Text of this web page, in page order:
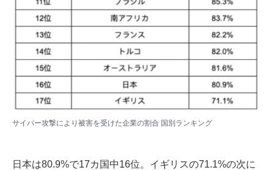
サイバー攻撃により被害を受けた企業の割合 国別ランキング
日本は80.9%で17カ国中16位。イギリスの71.1%の次に